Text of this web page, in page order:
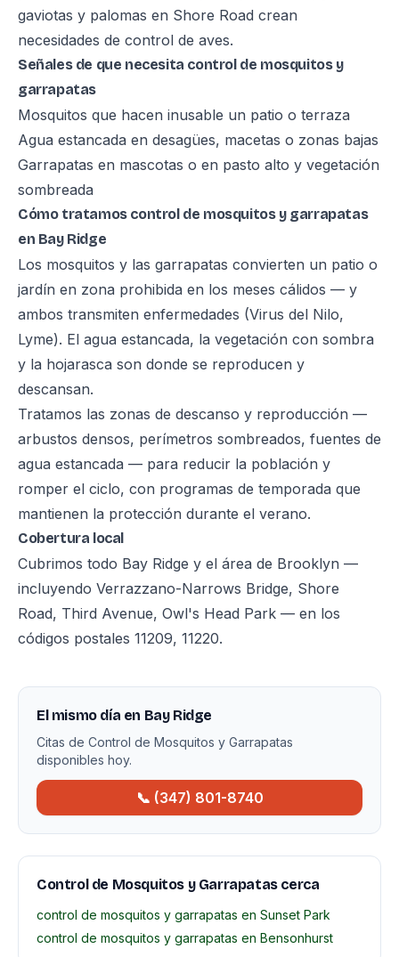
gaviotas y palomas en Shore Road crean
necesidades de control de aves.
Señales de que necesita control de mosquitos y
garrapatas
Mosquitos que hacen inusable un patio o terraza
Agua estancada en desagües, macetas o zonas bajas
Garrapatas en mascotas o en pasto alto y vegetación
sombreada
Cómo tratamos control de mosquitos y garrapatas
en Bay Ridge
Los mosquitos y las garrapatas convierten un patio o
jardín en zona prohibida en los meses cálidos — y
ambos transmiten enfermedades (Virus del Nilo,
Lyme). El agua estancada, la vegetación con sombra
y la hojarasca son donde se reproducen y
descansan.
Tratamos las zonas de descanso y reproducción —
arbustos densos, perímetros sombreados, fuentes de
agua estancada — para reducir la población y
romper el ciclo, con programas de temporada que
mantienen la protección durante el verano.
Cobertura local
Cubrimos todo Bay Ridge y el área de Brooklyn —
incluyendo Verrazzano-Narrows Bridge, Shore
Road, Third Avenue, Owl's Head Park — en los
códigos postales 11209, 11220.
El mismo día en Bay Ridge
Citas de Control de Mosquitos y Garrapatas
disponibles hoy.
📞 (347) 801-8740
Control de Mosquitos y Garrapatas cerca
control de mosquitos y garrapatas en Sunset Park
control de mosquitos y garrapatas en Bensonhurst